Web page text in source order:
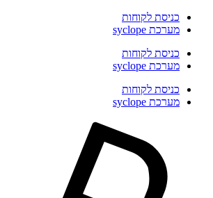
לתוכן
כניסת לקוחות
מערכת syclope
כניסת לקוחות
מערכת syclope
כניסת לקוחות
מערכת syclope